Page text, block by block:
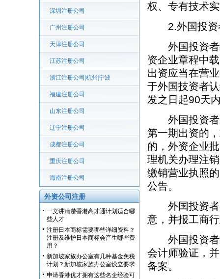
深圳注册公司
广州注册公司
天津注册公司
江苏注册公司
浙江注册公司|杭州|宁波
福建注册公司
山东注册公司
辽宁注册公司
成都注册公司
重庆注册公司
海南注册公司
外资公司注册
一文讲清楚香港高才通计划适合哪
些人才
注册日本商标需要哪些详细资料？
注册及维护日本商标会产生哪些费
用？
新加坡家族办公室有几种基金免税
计划？新加坡家族办公室设立要求
申请香港优才拥有这些名企经验可
权、专有技术
2.外国投资
外国投资者
资企业章程中
出资应当在营
于外国技资者
发之日起90天
外国投资者
第一期出资的
的，外资企业
理机关办理注
缴销营业执照
公告。
外国投资者
意，并报工商
外国投资者
会计师验证，
备案。